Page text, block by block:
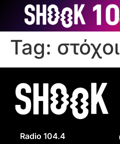
Tag: στόχοι
Radio 104.4